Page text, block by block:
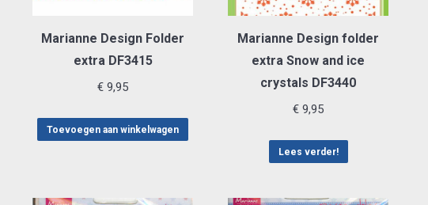
Marianne Design Folder
extra DF3415
€ 9,95
Toevoegen aan winkelwagen
Marianne Design folder
extra Snow and ice
crystals DF3440
€ 9,95
Lees verder!